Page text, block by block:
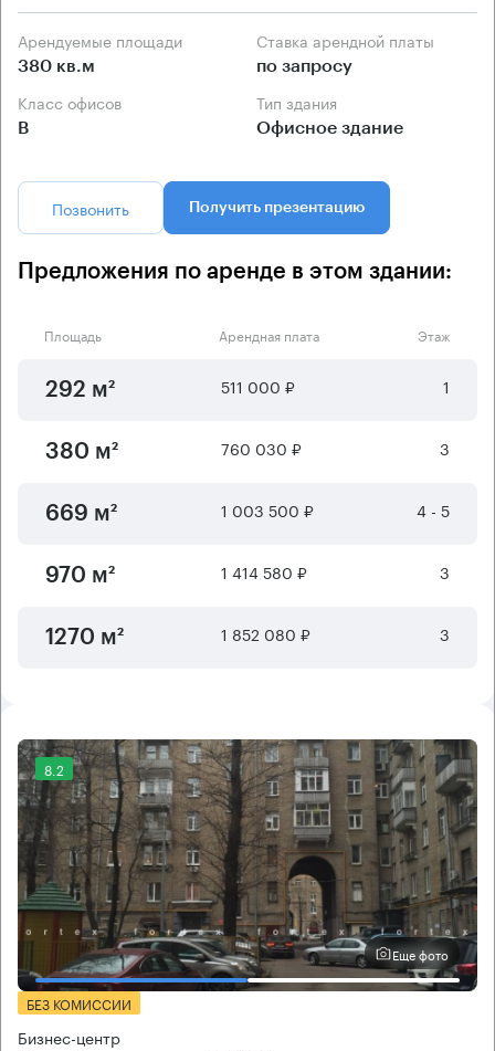
Арендуемые площади
380 кв.м
Ставка арендной платы
по запросу
Класс офисов
B
Тип здания
Офисное здание
Позвонить Получить презентацию
Предложения по аренде в этом здании:
Площадь Арендная плата Этаж
292 м² 511 000 ₽ 1
380 м² 760 030 ₽ 3
669 м² 1 003 500 ₽ 4 - 5
970 м² 1 414 580 ₽ 3
1270 м² 1 852 080 ₽ 3
8.2
Еще фото
БЕЗ КОМИССИИ
Бизнес-центр